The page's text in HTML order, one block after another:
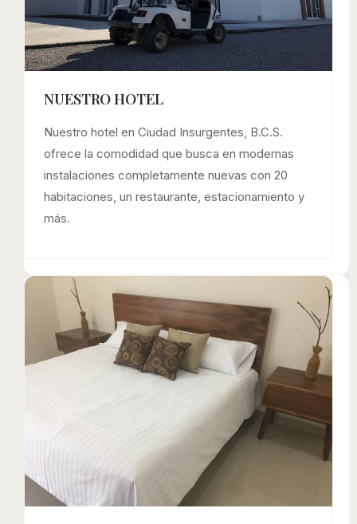
NUESTRO HOTEL
Nuestro hotel en Ciudad Insurgentes, B.C.S.
ofrece la comodidad que busca en modernas
instalaciones completamente nuevas con 20
habitaciones, un restaurante, estacionamiento y
más.